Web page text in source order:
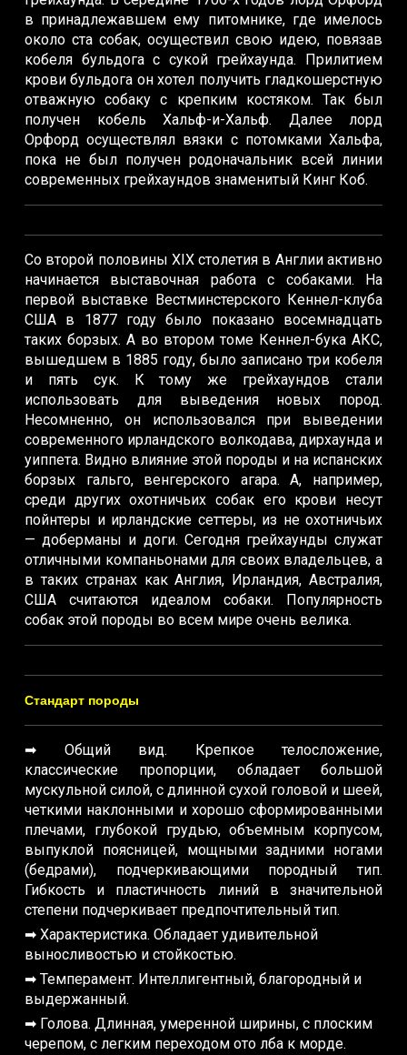
в принадлежавшем ему питомнике, где имелось
около ста собак, осуществил свою идею, повязав
кобеля бульдога с сукой грейхаунда. Прилитием
крови бульдога он хотел получить гладкошерстную
отважную собаку с крепким костяком. Так был
получен кобель Хальф-и-Хальф. Далее лорд
Орфорд осуществлял вязки с потомками Хальфа,
пока не был получен родоначальник всей линии
современных грейхаундов знаменитый Кинг Коб.
Со второй половины XIX столетия в Англии активно
начинается выставочная работа с собаками. На
первой выставке Вестминстерского Кеннел-клуба
США в 1877 году было показано восемнадцать
таких борзых. А во втором томе Кеннел-бука АКС,
вышедшем в 1885 году, было записано три кобеля
и пять сук. К тому же грейхаундов стали
использовать для выведения новых пород.
Несомненно, он использовался при выведении
современного ирландского волкодава, дирхаунда и
уиппета. Видно влияние этой породы и на испанских
борзых гальго, венгерского агара. А, например,
среди других охотничьих собак его крови несут
пойнтеры и ирландские сеттеры, из не охотничьих
— доберманы и доги. Сегодня грейхаунды служат
отличными компаньонами для своих владельцев, а
в таких странах как Англия, Ирландия, Австралия,
США считаются идеалом собаки. Популярность
собак этой породы во всем мире очень велика.
Стандарт породы
➡ Общий вид. Крепкое телосложение,
классические пропорции, обладает большой
мускульной силой, с длинной сухой головой и шеей,
четкими наклонными и хорошо сформированными
плечами, глубокой грудью, объемным корпусом,
выпуклой поясницей, мощными задними ногами
(бедрами), подчеркивающими породный тип.
Гибкость и пластичность линий в значительной
степени подчеркивает предпочтительный тип.
➡ Характеристика. Обладает удивительной
выносливостью и стойкостью.
➡ Темперамент. Интеллигентный, благородный и
выдержанный.
➡ Голова. Длинная, умеренной ширины, с плоским
черепом, с легким переходом ото лба к морде.